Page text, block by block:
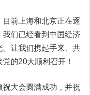
前上海和北京正在逐
们已经看到中国经济
让我们携起手来、共
的20大顺利召开！
大会圆满成功，并祝